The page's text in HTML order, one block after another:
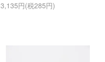
3,135円(税285円)